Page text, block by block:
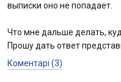
выписки оно не попадает.
Что мне дальше делать,
Прошу дать ответ
Коментарі (3)